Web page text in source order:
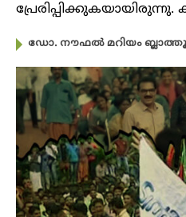
പ്രേരിപ്പിക്കുകയായിരുന്നു.
ഡോ. നൗഫൽ മറിയം